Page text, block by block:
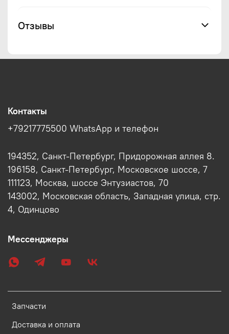
Отзывы
Запчасти
Доставка и оплата
Контакты
+79217775500 WhatsApp и телефон
194352, Санкт-Петербург, Придорожная аллея 8.
196158, Санкт-Петербург, Московское шоссе, 7
111123, Москва, шоссе Энтузиастов, 70
143002, Московская область, Западная улица, стр.
4, Одинцово
Мессенджеры